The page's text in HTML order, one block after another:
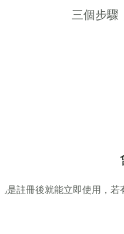
三個步驟
是註冊後就能立即使用，